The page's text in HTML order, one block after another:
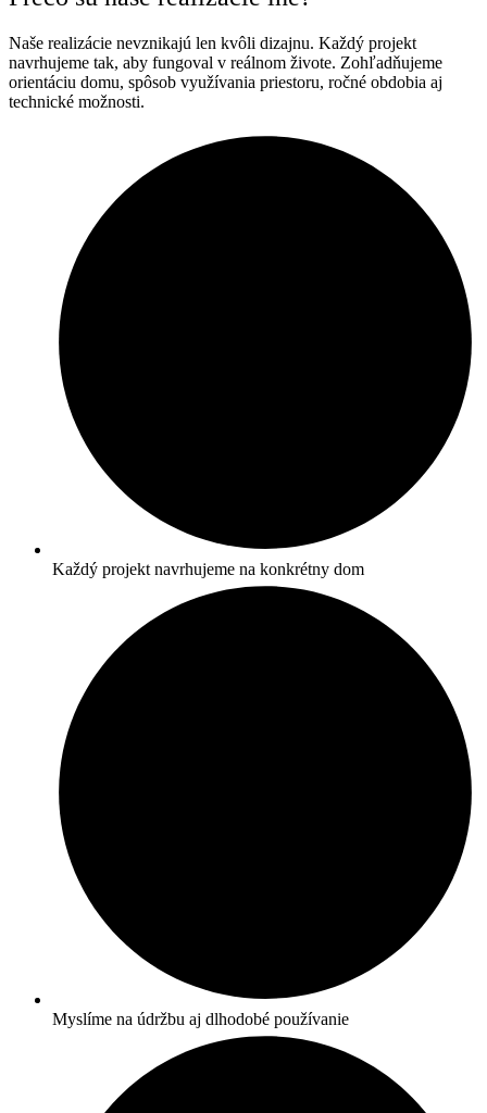
Naše realizácie nevznikajú len kvôli dizajnu. Každý projekt
navrhujeme tak, aby fungoval v reálnom živote. Zohľadňujeme
orientáciu domu, spôsob využívania priestoru, ročné obdobia aj
technické možnosti.
Každý projekt navrhujeme na konkrétny dom
Myslíme na údržbu aj dlhodobé používanie